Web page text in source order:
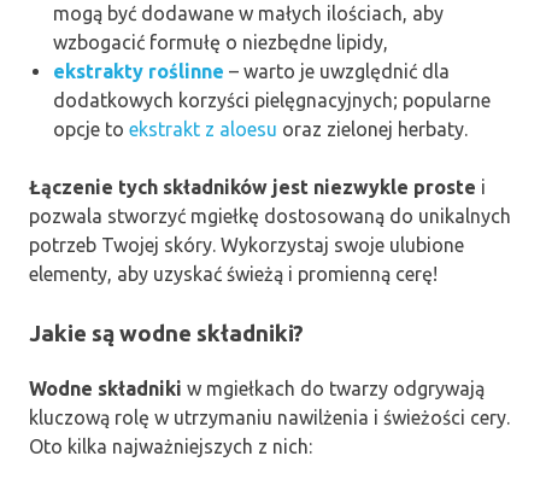
mogą być dodawane w małych ilościach, aby
wzbogacić formułę o niezbędne lipidy,
ekstrakty roślinne – warto je uwzględnić dla
dodatkowych korzyści pielęgnacyjnych; popularne
opcje to ekstrakt z aloesu oraz zielonej herbaty.
Łączenie tych składników jest niezwykle proste i
pozwala stworzyć mgiełkę dostosowaną do unikalnych
potrzeb Twojej skóry. Wykorzystaj swoje ulubione
elementy, aby uzyskać świeżą i promienną cerę!
Jakie są wodne składniki?
Wodne składniki w mgiełkach do twarzy odgrywają
kluczową rolę w utrzymaniu nawilżenia i świeżości cery.
Oto kilka najważniejszych z nich: